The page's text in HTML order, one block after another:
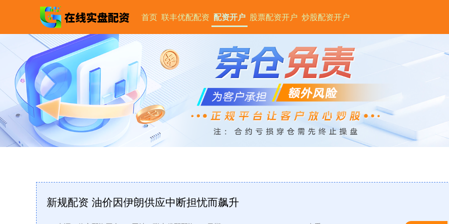
首页 联丰优配配资 配资开户 股票配资开户 炒股配资开户
新规配资 油价因伊朗供应中断担忧而飙升